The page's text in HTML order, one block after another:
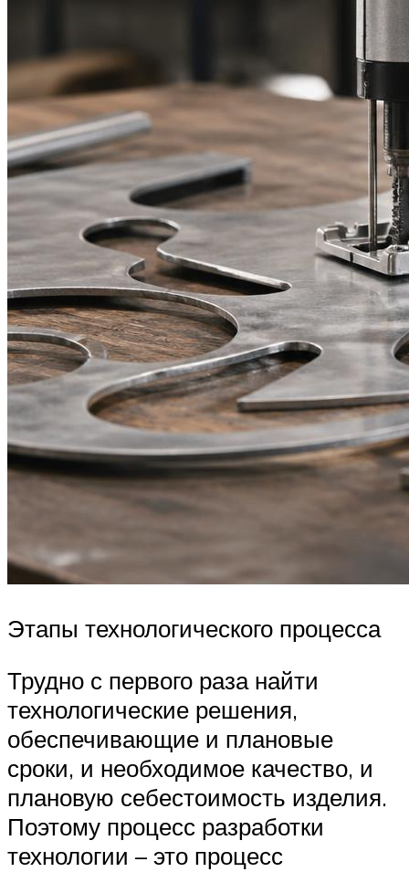
Этапы технологического процесса
Трудно с первого раза найти
технологические решения,
обеспечивающие и плановые
сроки, и необходимое качество, и
плановую себестоимость изделия.
Поэтому процесс разработки
технологии – это процесс